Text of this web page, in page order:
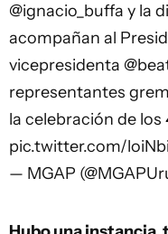
@ignacio_buffa y la
acompañan al
vicepresidenta
representantes
la celebración de los
pic.twitter.com/
— MGAP